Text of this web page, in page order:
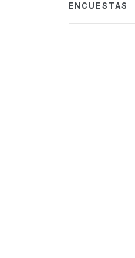
ENCUESTAS